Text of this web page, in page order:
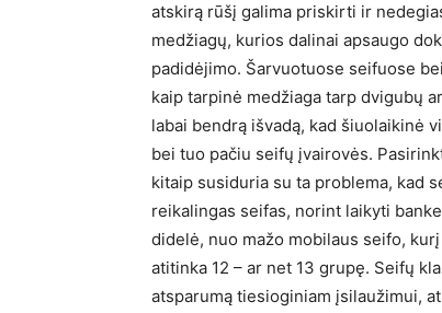
atskirą rūšį galima priskirti ir
medžiagų, kurios dalinai apsaugo
padidėjimo. Šarvuotuose seifuose
kaip tarpinė medžiaga tarp dvigubų
labai bendrą išvadą, kad šiuolaikinė
bei tuo pačiu seifų įvairovės.
kitaip susiduria su ta problema, kad
reikalingas seifas, norint laikyti
didelė, nuo mažo mobilaus seifo,
atitinka 12 – ar net 13 grupę. Seifų
atsparumą tiesioginiam įsilaužimui,